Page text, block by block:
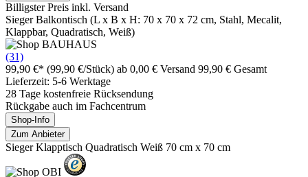
Billigster Preis inkl. Versand
Sieger Balkontisch (L x B x H: 70 x 70 x 72 cm, Stahl, Mecalit,
Klappbar, Quadratisch, Weiß)
(31)
99,90 €* (99,90 €/Stück) ab 0,00 € Versand 99,90 € Gesamt
Lieferzeit: 5-6 Werktage
28 Tage kostenfreie Rücksendung
Rückgabe auch im Fachcentrum
Shop-Info
Zum Anbieter
Sieger Klapptisch Quadratisch Weiß 70 cm x 70 cm